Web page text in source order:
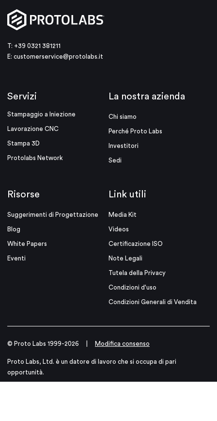
T: +39 0321 381211
E: customerservice@protolabs.it
Servizi
Stampaggio a Iniezione
Lavorazione CNC
Stampa 3D
Protolabs Network
La nostra azienda
Chi siamo
Perché Proto Labs
Investitori
Sedi
Risorse
Suggerimenti di Progettazione
Blog
White Papers
Eventi
Link utili
Media Kit
Videos
Certificazione ISO
Note Legali
Tutela della Privacy
Condizioni d'uso
Condizioni Generali di Vendita
© Proto Labs 1999-2026 Modifica consenso
Proto Labs, Ltd. è un datore di lavoro che si occupa di pari
opportunità.